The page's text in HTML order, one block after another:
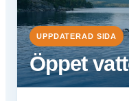
UPPDATERAD SIDA
Öppet